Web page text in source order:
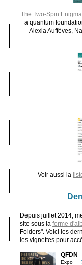
The Two-Spin
a quantum
Alexia Auffèves,
Voir aussi la
Depuis juillet 2014,
site sous la forme
Folders". Voici les
les vignettes pour
QFDN
Expo